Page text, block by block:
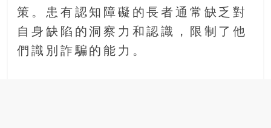
策。患有認知障礙的長者通常缺乏對
自身缺陷的洞察力和認識，限制了他
們識別詐騙的能力。